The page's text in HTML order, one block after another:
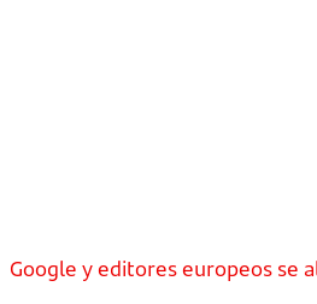
Google y editores europeos se